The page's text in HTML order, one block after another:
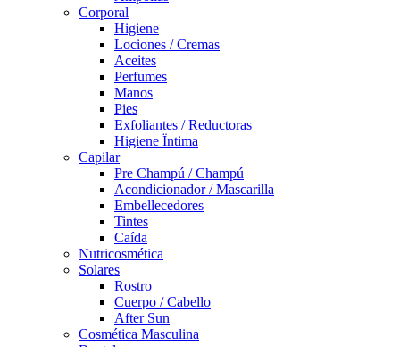
Corporal
Higiene
Lociones / Cremas
Aceites
Perfumes
Manos
Pies
Exfoliantes / Reductoras
Higiene Ïntima
Capilar
Pre Champú / Champú
Acondicionador / Mascarilla
Embellecedores
Tintes
Caída
Nutricosmética
Solares
Rostro
Cuerpo / Cabello
After Sun
Cosmética Masculina